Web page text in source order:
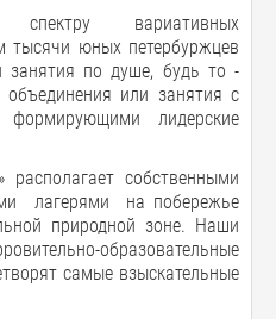
вариативных
тысячи юных петербуржцев
занятия по душе, будь то -
объединения или занятия с
формирующими лидерские
располагает собственными
лагерями на побережье
природной зоне. Наши
образовательные
самые взыскательные